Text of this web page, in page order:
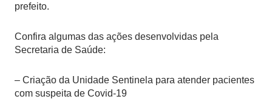
prefeito.
Confira algumas das ações desenvolvidas pela
Secretaria de Saúde:
– Criação da Unidade Sentinela para atender pacientes
com suspeita de Covid-19